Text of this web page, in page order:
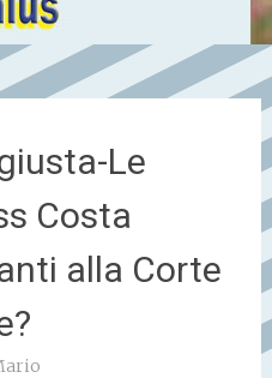
Le
Costa
alla Corte